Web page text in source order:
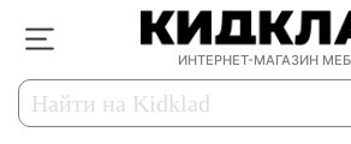
ИНТЕРНЕТ-МАГАЗИН